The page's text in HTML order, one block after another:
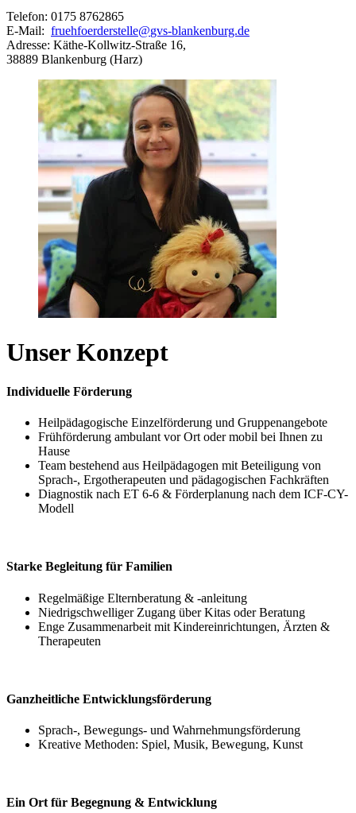
Telefon: 0175 8762865
E-Mail: fruehfoerderstelle@gvs-blankenburg.de
Adresse: Käthe-Kollwitz-Straße 16,
38889 Blankenburg (Harz)
Unser Konzept
Individuelle Förderung
Heilpädagogische Einzelförderung und Gruppenangebote
Frühförderung ambulant vor Ort oder mobil bei Ihnen zu
Hause
Team bestehend aus Heilpädagogen mit Beteiligung von
Sprach-, Ergotherapeuten und pädagogischen Fachkräften
Diagnostik nach ET 6-6 & Förderplanung nach dem ICF-CY-
Modell
Starke Begleitung für Familien
Regelmäßige Elternberatung & -anleitung
Niedrigschwelliger Zugang über Kitas oder Beratung
Enge Zusammenarbeit mit Kindereinrichtungen, Ärzten &
Therapeuten
Ganzheitliche Entwicklungsförderung
Sprach-, Bewegungs- und Wahrnehmungsförderung
Kreative Methoden: Spiel, Musik, Bewegung, Kunst
Ein Ort für Begegnung & Entwicklung